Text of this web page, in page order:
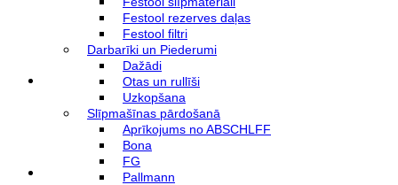
Festool rezerves daļas
Festool filtri
Darbarīki un Piederumi
Dažādi
Otas un rullīši
Uzkopšana
Slīpmašīnas pārdošanā
Aprīkojums no ABSCHLFF
Bona
FG
Pallmann